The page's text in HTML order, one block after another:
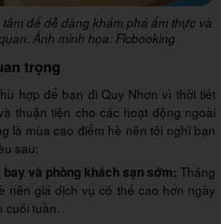
để dễ dàng khám phá ẩm thực và
Ảnh minh họa: Flcbooking
trọng
hợp để bạn đi Quy Nhơn vì thời tiết
thuận tiện cho các hoạt động ngoài
là mùa cao điểm hè nên tôi nghĩ bạn
sau:
và phòng khách sạn sớm: Tháng
nên giá dịch vụ có thể cao hơn ngày
cuối tuần.